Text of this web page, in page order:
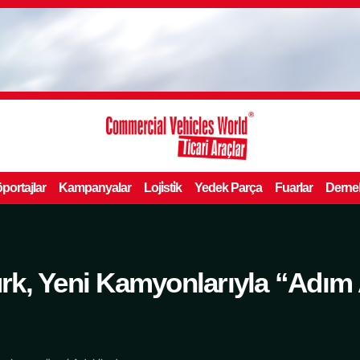
Kampanyalar Loji̇sti̇k Yedek Parça Fuarlar
Yeni Kamyonlarıyla